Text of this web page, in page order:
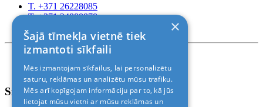
T. +371 26228085
T. +371 24888878
© 2011-2026> «ALANI SIA»
Sign In
×
Šajā tīmekļa vietnē tiek
izmantoti sīkfaili
Mēs izmantojam sīkfailus, lai personalizētu
saturu, reklāmas un analizētu mūsu trafiku.
Mēs arī kopīgojam informāciju par to, kā jūs
lietojat mūsu vietni ar mūsu reklāmas un